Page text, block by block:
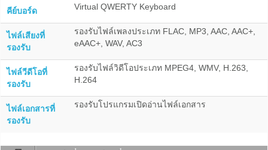
คีย์บอร์ด Virtual QWERTY Keyboard
ไฟล์เสียงที่
รองรับ
รองรับไฟล์เพลงประเภท FLAC, MP3, AAC, AAC+,
eAAC+, WAV, AC3
ไฟล์วีดีโอที่
รองรับ
รองรับไฟล์วิดีโอประเภท MPEG4, WMV, H.263,
H.264
ไฟล์เอกสารที่
รองรับ
รองรับโปรแกรมเปิดอ่านไฟล์เอกสาร